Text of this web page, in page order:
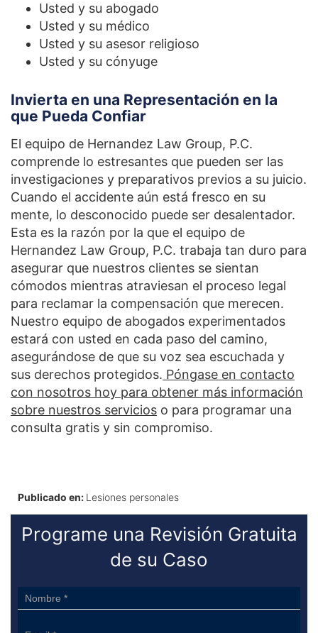
Usted y su abogado
Usted y su médico
Usted y su asesor religioso
Usted y su cónyuge
Invierta en una Representación en la
que Pueda Confiar
El equipo de Hernandez Law Group, P.C.
comprende lo estresantes que pueden ser las
investigaciones y preparativos previos a su juicio.
Cuando el accidente aún está fresco en su
mente, lo desconocido puede ser desalentador.
Esta es la razón por la que el equipo de
Hernandez Law Group, P.C. trabaja tan duro para
asegurar que nuestros clientes se sientan
cómodos mientras atraviesan el proceso legal
para reclamar la compensación que merecen.
Nuestro equipo de abogados experimentados
estará con usted en cada paso del camino,
asegurándose de que su voz sea escuchada y
sus derechos protegidos. Póngase en contacto
con nosotros hoy para obtener más información
sobre nuestros servicios o para programar una
consulta gratis y sin compromiso.
Publicado en: Lesiones personales
Programe una Revisión Gratuita
de su Caso
Sidebar
Form